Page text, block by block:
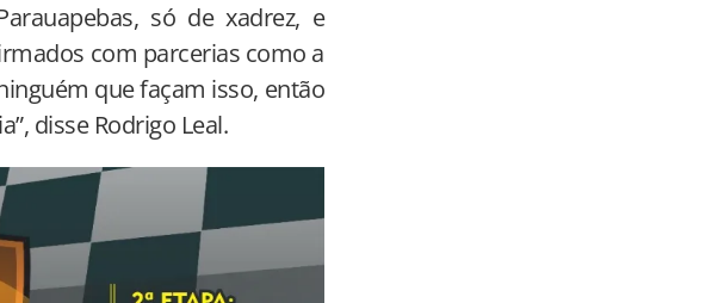
só de xadrez, e
com parcerias como a
que façam isso, então
disse Rodrigo Leal.